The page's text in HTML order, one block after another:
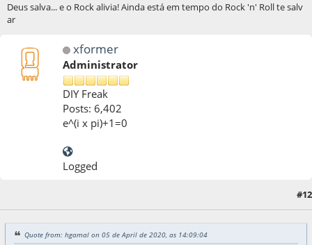
Deus salva... e o Rock alivia! Ainda está em tempo do Rock 'n' Roll te salv
ar
xformer
Administrator
DIY Freak
Posts: 6,402
e^(i x pi)+1=0
Logged
#12
Quote from: hgamal on 05 de April de 2020, as 14:09:04